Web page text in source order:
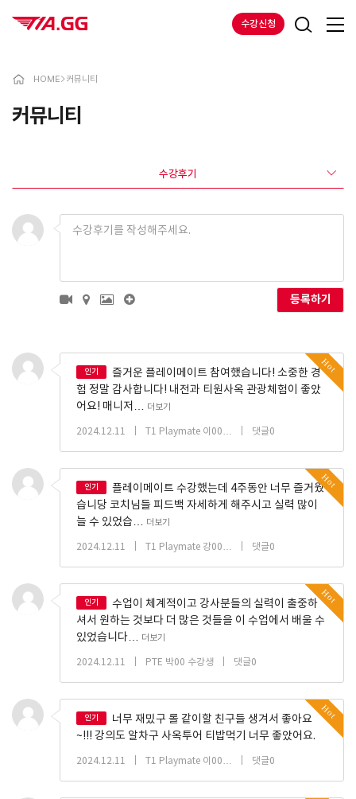
수강신청
HOME>커뮤니티
커뮤니티
수강후기
등록하기
Hot
인기
즐거운 플레이메이트 참여했습니다! 소중한 경
험 정말 감사합니다! 내전과 티원사옥 관광체험이 좋았
어요! 매니저… 더보기
2024.12.11 T1 Playmate 이00… 댓글0
Hot
인기
플레이메이트 수강했는데 4주동안 너무 즐거웠
습니당 코치님들 피드백 자세하게 해주시고 실력 많이
늘 수 있었습… 더보기
2024.12.11 T1 Playmate 강00… 댓글0
Hot
인기
수업이 체계적이고 강사분들의 실력이 출중하
셔서 원하는 것보다 더 많은 것들을 이 수업에서 배울 수
있었습니다… 더보기
2024.12.11 PTE 박00 수강생 댓글0
Hot
인기
너무 재밌구 롤 같이할 친구들 생겨서 좋아요
~!!! 강의도 알차구 사옥투어 티밥먹기 너무 좋았어요.
2024.12.11 T1 Playmate 이00… 댓글0